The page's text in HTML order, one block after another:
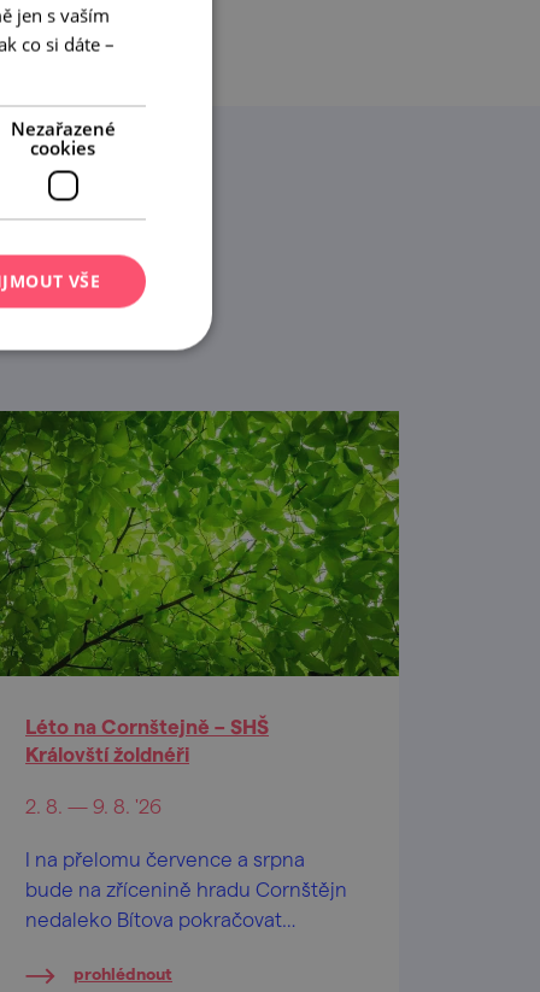
Léto na Cornštejně – SHŠ
Královští žoldnéři
2. 8. — 9. 8. '26
I na přelomu července a srpna
bude na zřícenině hradu Cornštějn
nedaleko Bítova pokračovat
Cornštejně"
prohlédnout
jen s vaším
co si dáte –
Nezařazené
cookies
VŠE